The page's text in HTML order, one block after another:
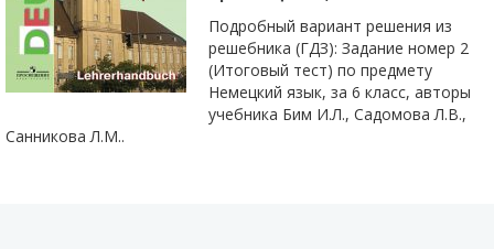
Подробный вариант решения из
решебника (ГДЗ): Задание номер 2
(Итоговый тест) по предмету
Немецкий язык, за 6 класс, авторы
учебника Бим И.Л., Садомова Л.В.,
Санникова Л.М..